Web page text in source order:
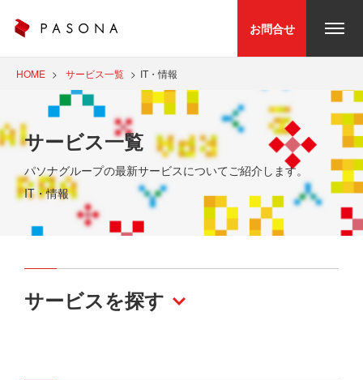
お問合せ
HOME サービス一覧 IT・情報
サービス一覧
パソナグループの最新サービスについてご紹介します。
IT・情報
サービスを探す